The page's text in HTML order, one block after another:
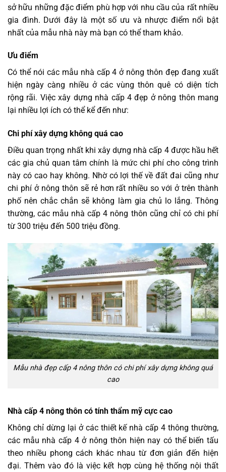
sở hữu những đặc điểm phù hợp với nhu cầu của rất nhiều
gia đình. Dưới đây là một số ưu và nhược điểm nổi bật
nhất của mẫu nhà này mà bạn có thể tham khảo.
Ưu điểm
Có thể nói các mẫu nhà cấp 4 ở nông thôn đẹp đang xuất
hiện ngày càng nhiều ở các vùng thôn quê có diện tích
rộng rãi. Việc xây dựng nhà cấp 4 đẹp ở nông thôn mang
lại nhiều lợi ích có thể kể đến như:
Chi phí xây dựng không quá cao
Điều quan trọng nhất khi xây dựng nhà cấp 4 được hầu hết
các gia chủ quan tâm chính là mức chi phí cho công trình
này có cao hay không. Nhờ có lợi thế về đất đai cũng như
chi phí ở nông thôn sẽ rẻ hơn rất nhiều so với ở trên thành
phố nên chắc chắn sẽ không làm gia chủ lo lắng. Thông
thường, các mẫu nhà cấp 4 nông thôn cũng chỉ có chi phí
từ 300 triệu đến 500 triệu đồng.
Mẫu nhà đẹp cấp 4 nông thôn có chi phí xây dựng không quá
cao
Nhà cấp 4 nông thôn có tính thẩm mỹ cực cao
Không chỉ dừng lại ở các thiết kế nhà cấp 4 thông thường,
các mẫu nhà cấp 4 ở nông thôn hiện nay có thể biến tấu
theo nhiều phong cách khác nhau từ đơn giản đến hiện
đại. Thêm vào đó là việc kết hợp cùng hệ thống nội thất